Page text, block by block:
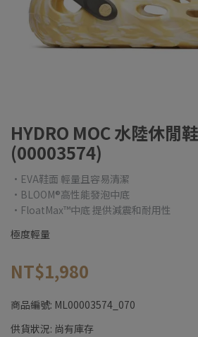
HYDRO MOC 水陸休閒
(00003574)
•EVA鞋面 輕量且容易清潔
•BLOOM®高性能發泡中底
•FloatMax™中底 提供減震和耐用性
極度輕量
NT$1,980
商品編號: ML00003574_070
供貨狀況: 尚有庫存